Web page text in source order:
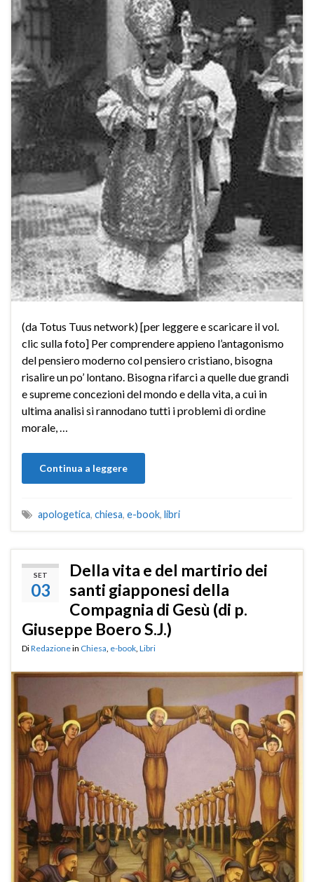
(da Totus Tuus network) [per leggere e scaricare il vol.
clic sulla foto] Per comprendere appieno l’antagonismo
del pensiero moderno col pensiero cristiano, bisogna
risalire un po’ lontano. Bisogna rifarci a quelle due grandi
e supreme concezioni del mondo e della vita, a cui in
ultima analisi si rannodano tutti i problemi di ordine
morale, …
Continua a leggere
apologetica, chiesa, e-book, libri
SET
03
Della vita e del martirio dei
santi giapponesi della
Compagnia di Gesù (di p.
Giuseppe Boero S.J.)
DiRedazionein Chiesa e-book Libri